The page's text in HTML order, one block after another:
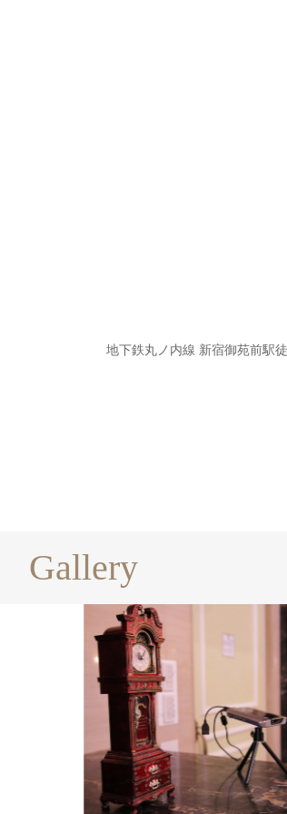
地下鉄丸ノ内線 新宿御苑前駅
Gallery